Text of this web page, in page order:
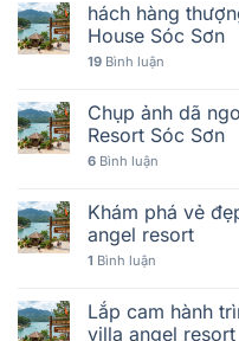
hách hàng
House Sóc Sơn
19 Bình luận
Chụp ảnh dã
Resort Sóc Sơn
6 Bình luận
Khám phá vẻ
angel resort
1 Bình luận
Lắp cam hành
villa angel resort